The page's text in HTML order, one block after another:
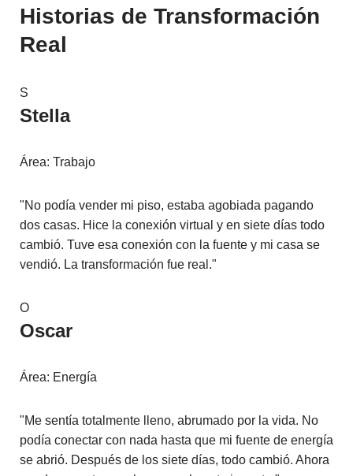
Historias de Transformación
Real
S
Stella
Área: Trabajo
"No podía vender mi piso, estaba agobiada pagando
dos casas. Hice la conexión virtual y en siete días todo
cambió. Tuve esa conexión con la fuente y mi casa se
vendió. La transformación fue real."
O
Oscar
Área: Energía
"Me sentía totalmente lleno, abrumado por la vida. No
podía conectar con nada hasta que mi fuente de energía
se abrió. Después de los siete días, todo cambió. Ahora